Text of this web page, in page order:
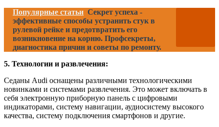
Популярные статьи Секрет успеха -
эффективные способы устранить стук в
рулевой рейке и предотвратить его
возникновение на корню. Профсекреты,
диагностика причин и советы по ремонту.
5. Технологии и развлечения:
Седаны Audi оснащены различными технологическими
новинками и системами развлечения. Это может включать в
себя электронную приборную панель с цифровыми
индикаторами, систему навигации, аудиосистему высокого
качества, систему подключения смартфонов и другие.